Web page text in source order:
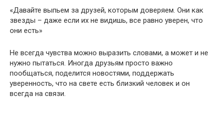
«Давайте выпьем за друзей, которым доверяем. Они как
звезды – даже если их не видишь, все равно уверен, что
они есть»
Не всегда чувства можно выразить словами, а может и не
нужно пытаться. Иногда друзьям просто важно
пообщаться, поделится новостями, поддержать
уверенность, что на свете есть близкий человек и он
всегда на связи.